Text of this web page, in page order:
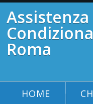
Assistenza
Roma
HOME